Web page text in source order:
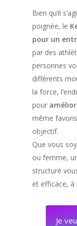
Bien qu’il
poignée, le
pour un
par des
personnes
différents
la force,
pour
même
objectif.
Que vous
ou femme,
structuré
et efficace, à
Je